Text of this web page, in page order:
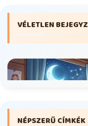
VÉLETLEN
Rövid Mesék
NÉPSZERŰ CÍMKÉK